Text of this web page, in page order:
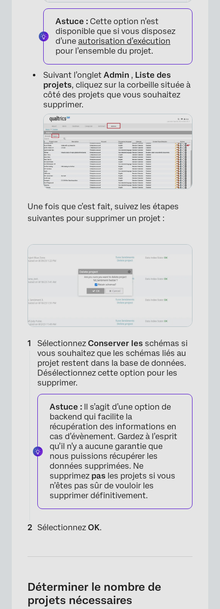
Astuce : Cette option n’est
disponible que si vous disposez
d’une autorisation d’exécution
pour l’ensemble du projet.
Suivant l’onglet Admin , Liste des
projets, cliquez sur la corbeille située à
côté des projets que vous souhaitez
supprimer.
Une fois que c’est fait, suivez les étapes
suivantes pour supprimer un projet :
Sélectionnez Conserver les schémas si
vous souhaitez que les schémas liés au
projet restent dans la base de données.
Désélectionnez cette option pour les
supprimer.
Astuce : Il s’agit d’une option de
backend qui facilite la
récupération des informations en
cas d’évènement. Gardez à l’esprit
qu’il n’y a aucune garantie que
nous puissions récupérer les
données supprimées. Ne
supprimez pas les projets si vous
n’êtes pas sûr de vouloir les
supprimer définitivement.
Sélectionnez OK.
Déterminer le nombre de
projets nécessaires